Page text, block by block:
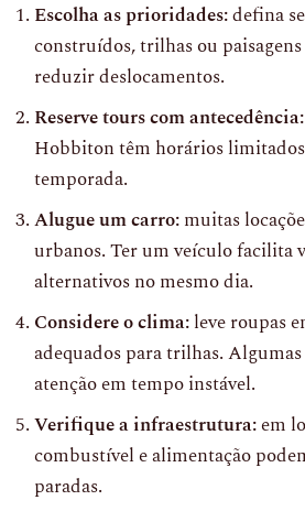
Escolha as prioridades:defina
construídos, trilhas ou
reduzir deslocamentos.
Reserve tours com antecedência:
Hobbiton têm horários
temporada.
Alugue um carro:muitas
urbanos. Ter um veículo facilita
alternativos no mesmo dia.
Considere o clima:leve roupas
adequados para trilhas.
atenção em tempo instável.
Verifique a infraestrutura:em
combustível e alimentação
paradas.